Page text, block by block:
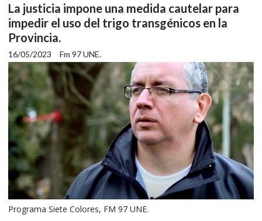
La justicia impone una medida cautelar para
impedir el uso del trigo transgénicos en la
Provincia.
Fm 97 UNE.
16/05/2023
Programa Siete Colores, FM 97 UNE.